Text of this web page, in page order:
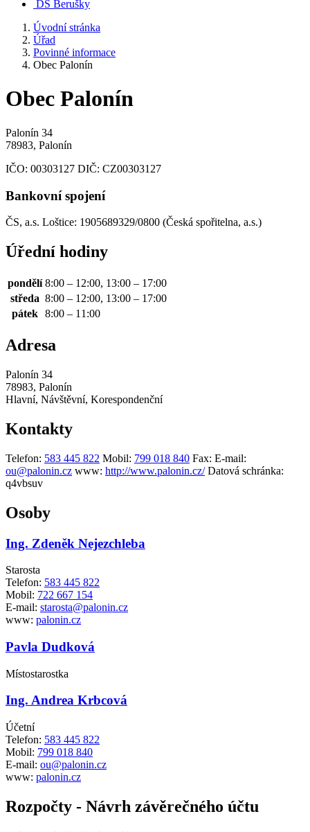
DS Berušky
Úvodní stránka
Úřad
Povinné informace
Obec Palonín
Obec Palonín
Palonín 34
78983, Palonín
IČO: 00303127 DIČ: CZ00303127
Bankovní spojení
ČS, a.s. Loštice: 1905689329/0800 (Česká spořitelna, a.s.)
Úřední hodiny
pondělí 8:00 – 12:00, 13:00 – 17:00
středa 8:00 – 12:00, 13:00 – 17:00
pátek 8:00 – 11:00
Adresa
Palonín 34
78983, Palonín
Hlavní, Návštěvní, Korespondenční
Kontakty
Telefon: 583 445 822 Mobil: 799 018 840 Fax: E-mail:
ou@palonin.cz www: http://www.palonin.cz/ Datová schránka:
q4vbsuv
Osoby
Ing. Zdeněk Nejezchleba
Starosta
Telefon: 583 445 822
Mobil: 722 667 154
E-mail: starosta@palonin.cz
www: palonin.cz
Pavla Dudková
Místostarostka
Ing. Andrea Krbcová
Účetní
Telefon: 583 445 822
Mobil: 799 018 840
E-mail: ou@palonin.cz
www: palonin.cz
Rozpočty - Návrh závěrečného účtu